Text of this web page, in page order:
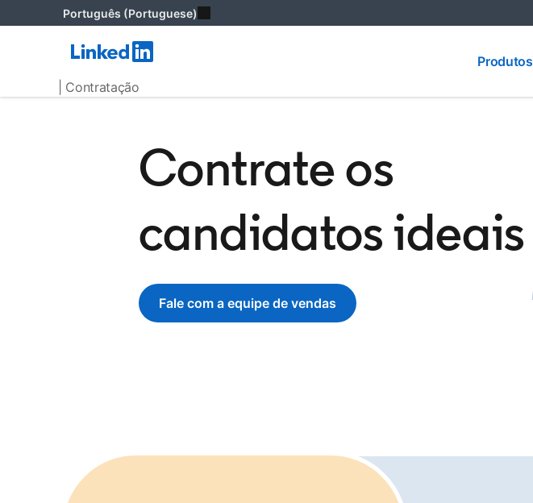
Português (Portuguese)
| Contratação
Produtos
Produtos
Contrate os
candidatos ideais
Fale com a equipe de vendas